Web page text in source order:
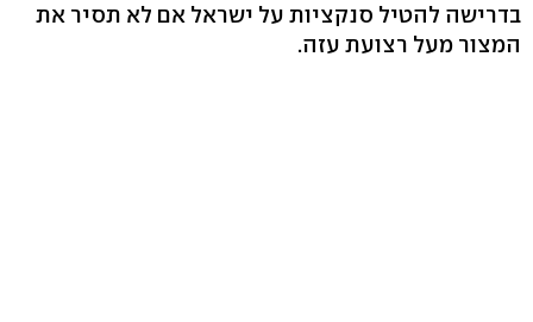
בדרישה להטיל סנקציות על ישראל אם לא תסיר את
המצור מעל רצועת עזה.